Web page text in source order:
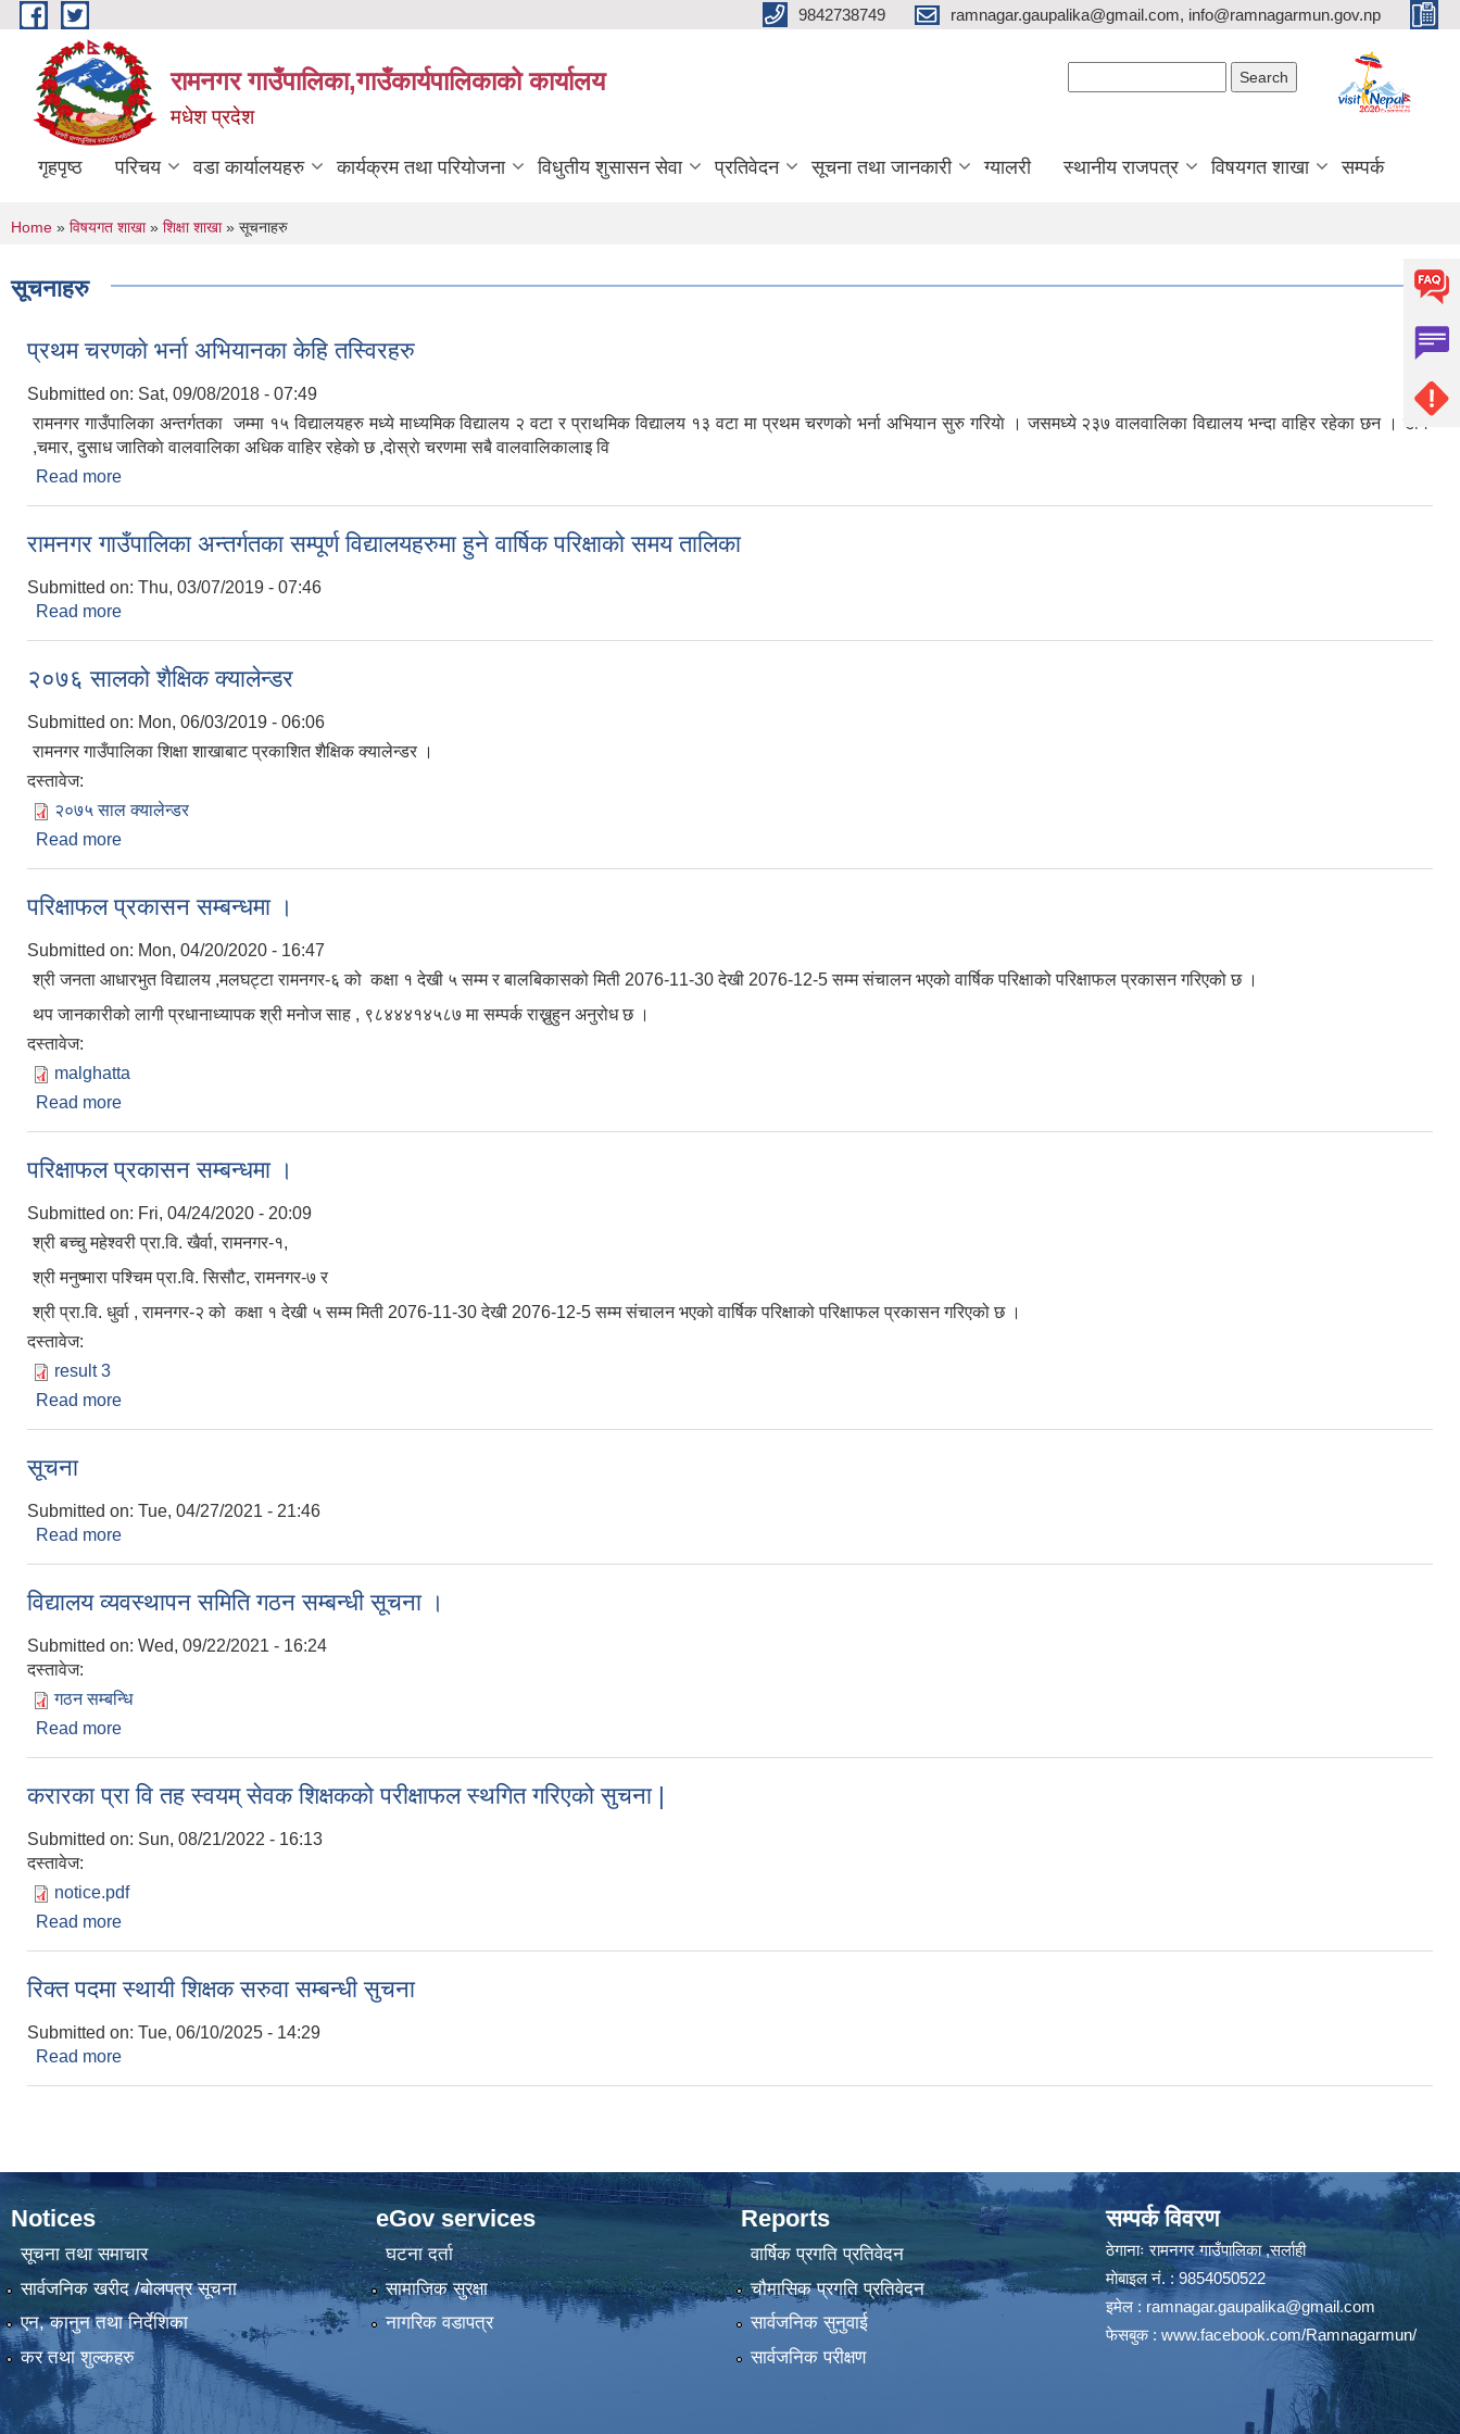
Skip to main content 9842738749 ramnagar.gaupalika@gmail.com, info@ramnagarmun.gov.np
रामनगर गाउँपालिका,गाउँकार्यपालिकाको कार्यालय
मधेश प्रदेश
गृहपृष्ठ परिचय वडा कार्यालयहरु कार्यक्रम तथा परियोजना विधुतीय शुसासन सेवा प्रतिवेदन सूचना तथा जानकारी ग्यालरी स्थानीय राजपत्र विषयगत शाखा सम्पर्क
You are here
Home » विषयगत शाखा» शिक्षा शाखा» सूचनाहरु
सूचनाहरु
प्रथम चरणकाे भर्ना अभियानका केहि तस्विरहरु
Submitted on: Sat, 09/08/2018 - 07:49
रामनगर गाउँपालिका अन्तर्गतका जम्मा १५ विद्यालयहरु मध्ये माध्यमिक विद्यालय २ वटा र प्रा‍थमिक विद्यालय १३ वटा मा प्रथम चरणकाे भर्ना अभियान सुरु गरियाे । जसमध्ये २३७ वालवालिका विद्यालय भन्दा वाहिर रहेका छन । डाेम
,चमार, दुसाध जातिकाे वालवालिका अधिक वाहिर रहेकाे छ ,दाेस्राे चरणमा सबै वालवालिकालाइ वि
Read more
रामनगर गाउँपालिका अन्तर्गतका सम्पूर्ण विद्यालयहरुमा हुने वार्षिक परिक्षाको समय तालिका
Submitted on: Thu, 03/07/2019 - 07:46
Read more
२०७६ सालको शैक्षिक क्यालेन्डर
Submitted on: Mon, 06/03/2019 - 06:06
रामनगर गाउँपालिका शिक्षा शाखाबाट प्रकाशित शैक्षिक क्यालेन्डर ।
दस्तावेज:
२०७५ साल क्यालेन्डर
Read more
परिक्षाफल प्रकासन सम्बन्धमा ।
Submitted on: Mon, 04/20/2020 - 16:47
श्री जनता आधारभुत विद्यालय ,मलघट्टा रामनगर-६ को कक्षा १ देखी ५ सम्म र बालबिकासको मिती 2076-11-30 देखी 2076-12-5 सम्म संचालन भएको वार्षिक परिक्षाको परिक्षाफल प्रकासन गरिएको छ ।
थप जानकारीको लागी प्रधानाध्यापक श्री मनोज साह , ९८४४४१४५८७ मा सम्पर्क राख्नुहुन अनुरोध छ ।
दस्तावेज:
malghatta
Read more
परिक्षाफल प्रकासन सम्बन्धमा ।
Submitted on: Fri, 04/24/2020 - 20:09
श्री बच्चु महेश्वरी प्रा.वि. खैर्वा, रामनगर-१,
श्री मनुष्मारा पश्चिम प्रा.वि. सिसौट, रामनगर-७ र
श्री प्रा.वि. धुर्वा , रामनगर-२ को कक्षा १ देखी ५ सम्म मिती 2076-11-30 देखी 2076-12-5 सम्म संचालन भएको वार्षिक परिक्षाको परिक्षाफल प्रकासन गरिएको छ ।
दस्तावेज:
result 3
Read more
सूचना
Submitted on: Tue, 04/27/2021 - 21:46
Read more
विद्यालय व्यवस्थापन समिति गठन सम्बन्धी सूचना ।
Submitted on: Wed, 09/22/2021 - 16:24
दस्तावेज:
गठन सम्बन्धि
Read more
करारका प्रा वि तह स्वयम् सेवक शिक्षकको परीक्षाफल स्थगित गरिएको सुचना |
Submitted on: Sun, 08/21/2022 - 16:13
दस्तावेज:
notice.pdf
Read more
रिक्त पदमा स्थायी शिक्षक सरुवा सम्बन्धी सुचना
Submitted on: Tue, 06/10/2025 - 14:29
Read more
Notices
सूचना तथा समाचार
सार्वजनिक खरीद /बोलपत्र सूचना
एन, कानुन तथा निर्देशिका
कर तथा शुल्कहरु
eGov services
घटना दर्ता
सामाजिक सुरक्षा
नागरिक वडापत्र
Reports
वार्षिक प्रगति प्रतिवेदन
चौमासिक प्रगति प्रतिवेदन
सार्वजनिक सुनुवाई
सार्वजनिक परीक्षण
सम्पर्क विवरण
ठेगानाः रामनगर गाउँपालिका ,सर्लाही
माेबाइल न‌ं. : 9854050522
इमेल : ramnagar.gaupalika@gmail.com
फेसबुक : www.facebook.com/Ramnagarmun/